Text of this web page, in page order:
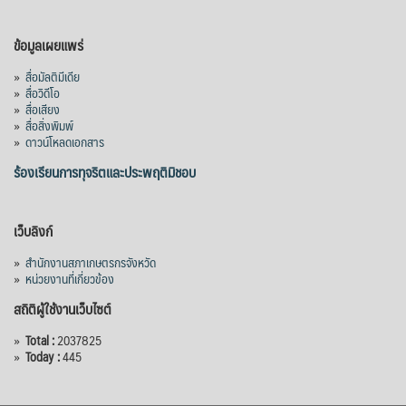
ข้อมูลเผยแพร่
» สื่อมัลติมีเดีย
» สื่อวิดีโอ
» สื่อเสียง
» สื่อสิ่งพิมพ์
» ดาวน์โหลดเอกสาร
ร้องเรียนการทุจริตและประพฤติมิชอบ
เว็บลิงก์
» สำนักงานสภาเกษตรกรจังหวัด
» หน่วยงานที่เกี่ยวข้อง
สถิติผู้ใช้งานเว็บไซต์
» Total :2037825
» Today :445